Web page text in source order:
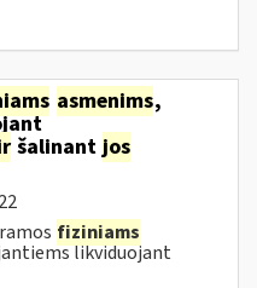
asmenims,
šalinant jos
fiziniams
likviduojant